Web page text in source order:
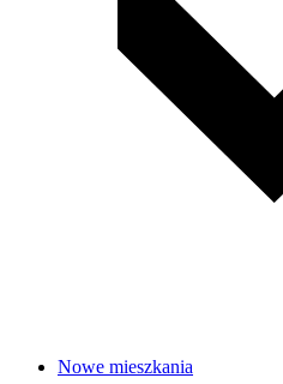
Nowe mieszkania